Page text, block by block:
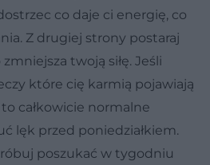
co daje ci energię, co
Z drugiej strony postaraj
twoją siłę. Jeśli
które cię karmią pojawiają
całkowicie normalne
lęk przed poniedziałkiem.
poszukać w tygodniu